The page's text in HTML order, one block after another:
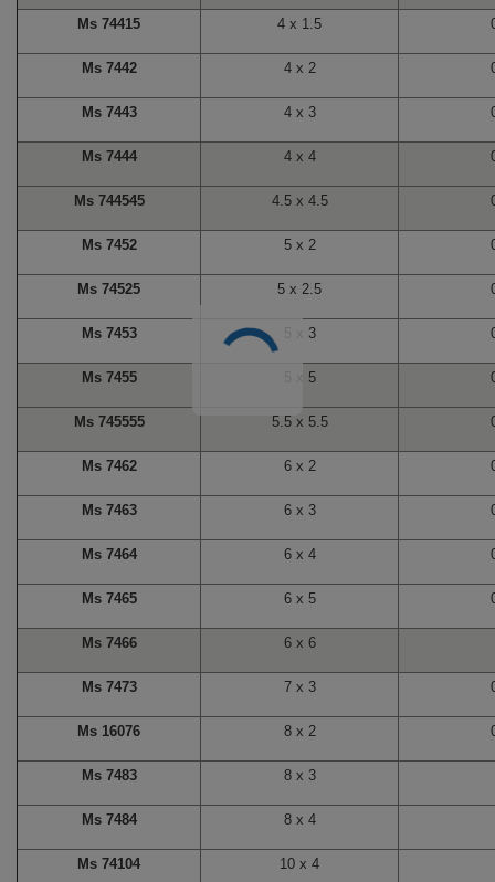
Ms 74415 4 x 1.5
Ms 7442 4 x 2
Ms 7443 4 x 3
Ms 7444 4 x 4
Ms 744545 4.5 x 4.5
Ms 7452 5 x 2
Ms 74525 5 x 2.5
Ms 7453 5 x 3
Ms 7455 5 x 5
Ms 745555 5.5 x 5.5
Ms 7462 6 x 2
Ms 7463 6 x 3
Ms 7464 6 x 4
Ms 7465 6 x 5
Ms 7466 6 x 6
Ms 7473 7 x 3
Ms 16076 8 x 2
Ms 7483 8 x 3
Ms 7484 8 x 4
Ms 74104 10 x 4